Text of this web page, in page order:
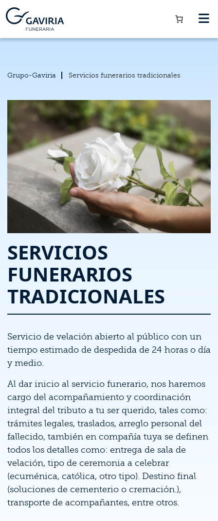
Grupo-Gaviria Servicios funerarios tradicionales
SERVICIOS
FUNERARIOS
TRADICIONALES
Servicio de velación abierto al público con un
tiempo estimado de despedida de 24 horas o día
y medio.
Al dar inicio al servicio funerario, nos haremos
cargo del acompañamiento y coordinación
integral del tributo a tu ser querido, tales como:
trámites legales, traslados, arreglo personal del
fallecido, también en compañía tuya se definen
todos los detalles como: entrega de sala de
velación, tipo de ceremonia a celebrar
(ecuménica, católica, otro tipo). Destino final
(soluciones de cementerio o cremación.),
transporte de acompañantes, entre otros.